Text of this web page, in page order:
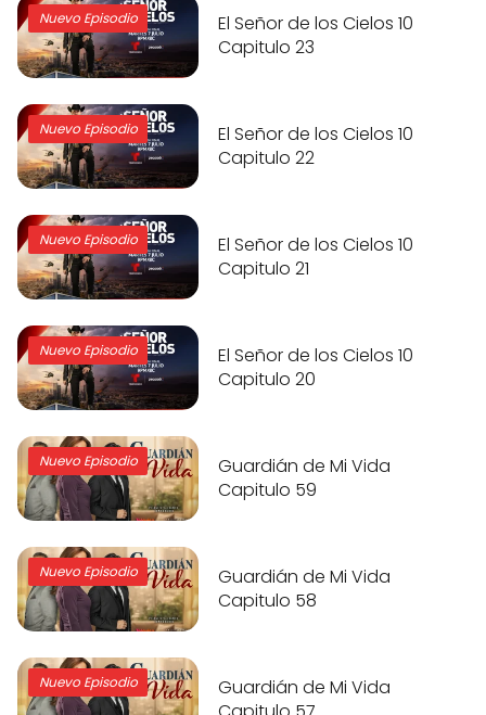
Nuevo Episodio
El Señor de los Cielos 10
Capitulo 23
Nuevo Episodio
El Señor de los Cielos 10
Capitulo 22
Nuevo Episodio
El Señor de los Cielos 10
Capitulo 21
Nuevo Episodio
El Señor de los Cielos 10
Capitulo 20
Nuevo Episodio
Guardián de Mi Vida
Capitulo 59
Nuevo Episodio
Guardián de Mi Vida
Capitulo 58
Nuevo Episodio
Guardián de Mi Vida